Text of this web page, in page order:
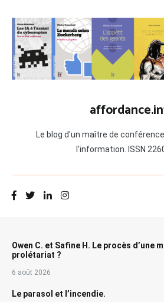
contenu
Le blog d'un maître de
l'information. ISSN
Owen C. et Safine H. Le procès d’une
prolétariat ?
6 août 2026
Le parasol et l’incendie.